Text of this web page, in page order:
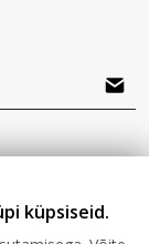
küpsiseid.